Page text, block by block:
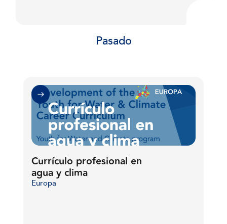
Pasado
Currículo profesional en
agua y clima
Europa